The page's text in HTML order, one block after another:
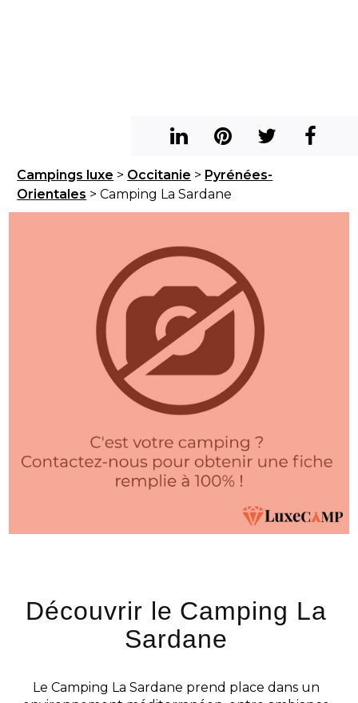
Campings luxe > Occitanie > Pyrénées-
Orientales > Camping La Sardane
Découvrir le Camping La
Sardane
Le Camping La Sardane prend place dans un